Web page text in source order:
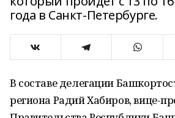
года в Санкт-Петербурге.
В составе делегации
региона Радий Хабиров, вице-